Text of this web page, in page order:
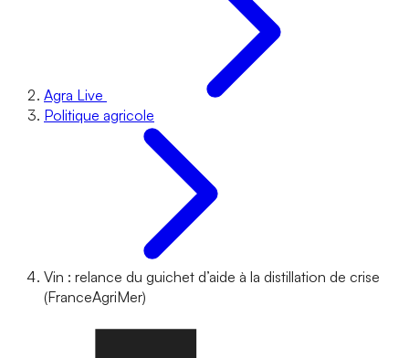
Agra Live
Politique agricole
Vin : relance du guichet d’aide à la distillation de crise
(FranceAgriMer)